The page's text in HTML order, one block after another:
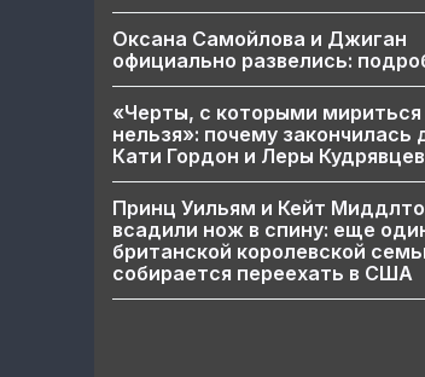
Оксана Самойлова и Джиган
официально развелись:
«Черты, с которыми мириться
нельзя»: почему закончилась
Кати Гордон и Леры
Принц Уильям и Кейт
всадили нож в спину: еще
британской королевской
собирается переехать в США